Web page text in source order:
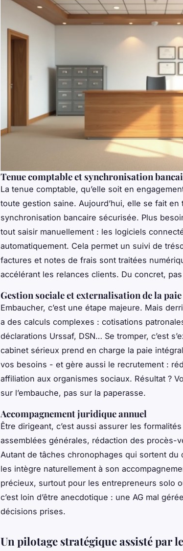
Tenue comptable et synchronisation
La tenue comptable, qu’elle soit en
toute gestion saine. Aujourd’hui, elle se fait en
synchronisation bancaire sécurisée. Plus
tout saisir manuellement : les logiciels
automatiquement. Cela permet un suivi de
factures et notes de frais sont traitées
accélérant les relances clients. Du concret,
Gestion sociale et externalisation de la paie
Embaucher, c’est une étape majeure. Mais
a des calculs complexes : cotisations
déclarations Urssaf, DSN… Se tromper, c’est
cabinet sérieux prend en charge la paie
vos besoins - et gère aussi le recrutement :
affiliation aux organismes sociaux. Résultat ?
sur l’embauche, pas sur la paperasse.
Accompagnement juridique annuel
Être dirigeant, c’est aussi assurer les
assemblées générales, rédaction des procès-
Autant de tâches chronophages qui sortent
les intègre naturellement à son
précieux, surtout pour les entrepreneurs solo
c’est loin d’être anecdotique : une AG mal
décisions prises.
Un pilotage stratégique assisté par